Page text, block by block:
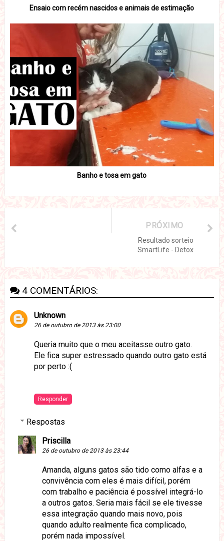
Ensaio com recém nascidos e animais de estimação
Banho e tosa em gato
PRÓXIMO
Resultado sorteio
SmartLife - Detox
4 COMENTÁRIOS:
Unknown
26 de outubro de 2013 às 23:00
Queria muito que o meu aceitasse outro gato.
Ele fica super estressado quando outro gato está
por perto :(
Responder
Respostas
Priscilla
26 de outubro de 2013 às 23:44
Amanda, alguns gatos são tido como alfas e a
convivência com eles é mais difícil, porém
com trabalho e paciência é possível integrá-lo
a outros gatos. Seria mais fácil se ele tivesse
essa integração quando mais novo, pois
quando adulto realmente fica complicado,
porém nada impossível.